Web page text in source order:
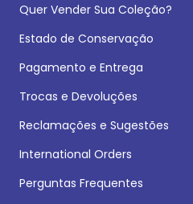
Quer Vender Sua Coleção?
Estado de Conservação
Pagamento e Entrega
Trocas e Devoluções
Reclamações e Sugestões
International Orders
Perguntas Frequentes